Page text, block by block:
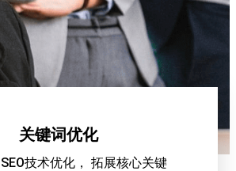
关键词优化
技术优化， 拓展核心关键